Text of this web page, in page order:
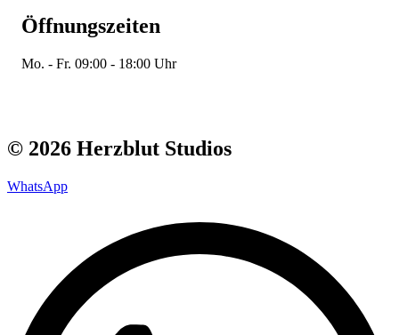
Öffnungszeiten
Mo. - Fr. 09:00 - 18:00 Uhr
© 2026 Herzblut Studios
WhatsApp